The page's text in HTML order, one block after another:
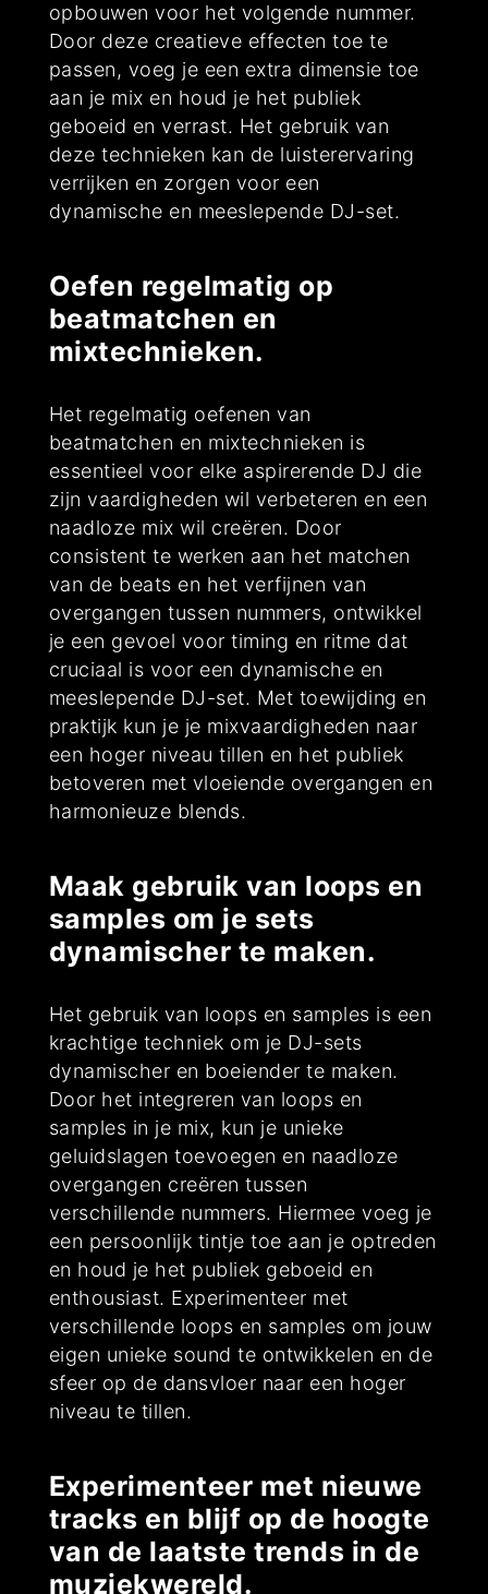
opbouwen voor het volgende nummer.
Door deze creatieve effecten toe te
passen, voeg je een extra dimensie toe
aan je mix en houd je het publiek
geboeid en verrast. Het gebruik van
deze technieken kan de luisterervaring
verrijken en zorgen voor een
dynamische en meeslepende DJ-set.
Oefen regelmatig op
beatmatchen en
mixtechnieken.
Het regelmatig oefenen van
beatmatchen en mixtechnieken is
essentieel voor elke aspirerende DJ die
zijn vaardigheden wil verbeteren en een
naadloze mix wil creëren. Door
consistent te werken aan het matchen
van de beats en het verfijnen van
overgangen tussen nummers, ontwikkel
je een gevoel voor timing en ritme dat
cruciaal is voor een dynamische en
meeslepende DJ-set. Met toewijding en
praktijk kun je je mixvaardigheden naar
een hoger niveau tillen en het publiek
betoveren met vloeiende overgangen en
harmonieuze blends.
Maak gebruik van loops en
samples om je sets
dynamischer te maken.
Het gebruik van loops en samples is een
krachtige techniek om je DJ-sets
dynamischer en boeiender te maken.
Door het integreren van loops en
samples in je mix, kun je unieke
geluidslagen toevoegen en naadloze
overgangen creëren tussen
verschillende nummers. Hiermee voeg je
een persoonlijk tintje toe aan je optreden
en houd je het publiek geboeid en
enthousiast. Experimenteer met
verschillende loops en samples om jouw
eigen unieke sound te ontwikkelen en de
sfeer op de dansvloer naar een hoger
niveau te tillen.
Experimenteer met nieuwe
tracks en blijf op de hoogte
van de laatste trends in de
muziekwereld.